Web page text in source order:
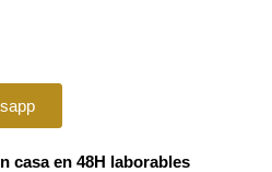
casa en 48H laborables